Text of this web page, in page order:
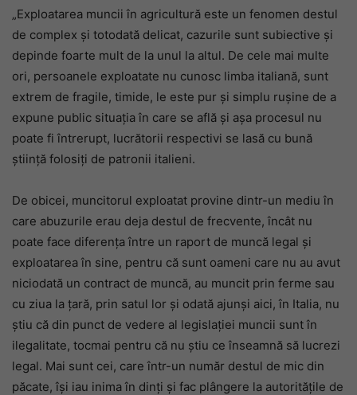
„Exploatarea muncii în agricultură este un fenomen destul
de complex și totodată delicat, cazurile sunt subiective și
depinde foarte mult de la unul la altul. De cele mai multe
ori, persoanele exploatate nu cunosc limba italiană, sunt
extrem de fragile, timide, le este pur și simplu rușine de a
expune public situația în care se află și așa procesul nu
poate fi întrerupt, lucrătorii respectivi se lasă cu bună
știință folosiți de patronii italieni.
De obicei, muncitorul exploatat provine dintr-un mediu în
care abuzurile erau deja destul de frecvente, încât nu
poate face diferența între un raport de muncă legal și
exploatarea în sine, pentru că sunt oameni care nu au avut
niciodată un contract de muncă, au muncit prin ferme sau
cu ziua la țară, prin satul lor și odată ajunși aici, în Italia, nu
știu că din punct de vedere al legislației muncii sunt în
ilegalitate, tocmai pentru că nu știu ce înseamnă să lucrezi
legal. Mai sunt cei, care într-un număr destul de mic din
păcate, își iau inima în dinți și fac plângere la autoritățile de